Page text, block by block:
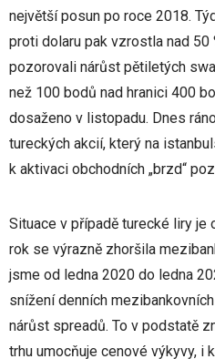
největší posun po roce 2018.
proti dolaru pak vzrostla nad 50
pozorovali nárůst pětiletých
než 100 bodů nad hranici 400
dosaženo v listopadu. Dnes
tureckých akcií, který na
k aktivaci obchodních „brzd“
Situace v případě turecké liry
rok se výrazně zhoršila
jsme od ledna 2020 do ledna
snížení denních
nárůst spreadů. To v podstatě
trhu umocňuje cenové výkyvy, i